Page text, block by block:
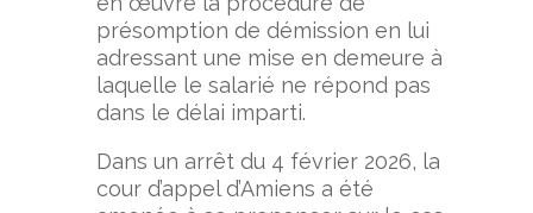
présomption de démission en lui
adressant une mise en demeure à
laquelle le salarié ne répond pas
dans le délai imparti.
Dans un arrêt du 4 février 2026, la
cour d’appel d’Amiens a été